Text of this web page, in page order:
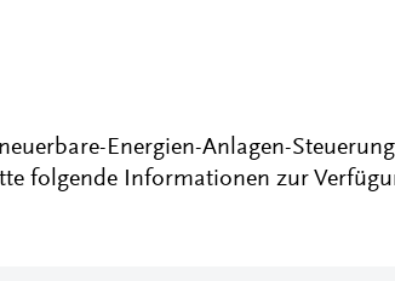
Energien-Anlagen-
folgende Informationen zur